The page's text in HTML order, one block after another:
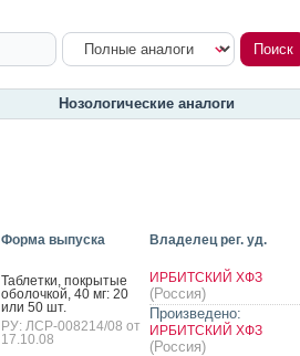
Нозологические аналоги
Форма выпуска Владелец рег. уд.
Таб­летки, пок­ры­тые
обо­лоч­кой, 40 мг: 20
или 50 шт.
РУ: ЛСР-008214/08 от
17.10.08
ИРБИТСКИЙ ХФЗ
(Россия)
Произведено:
ИРБИТСКИЙ ХФЗ
(Россия)